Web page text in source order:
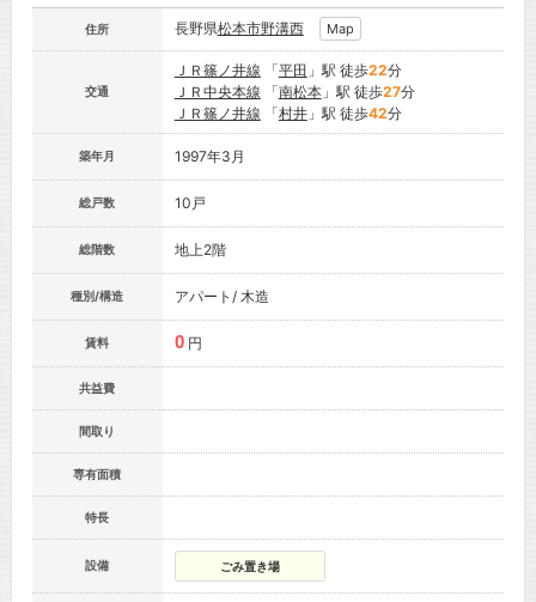
住所 長野県松本市野溝西 Map
交通
ＪＲ篠ノ井線 「平田 」駅 徒歩22分
ＪＲ中央本線 「南松本」駅 徒歩27分
ＪＲ篠ノ井線 「村井」駅 徒歩42分
築年月 1997年3月
総戸数 10戸
総階数 地上2階
種別/構造 アパート/ 木造
賃料 0 円
共益費
間取り
専有面積
特長
設備 ごみ置き場